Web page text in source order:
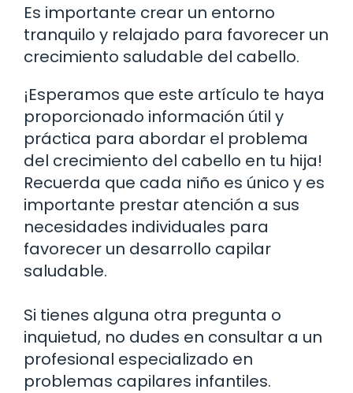
Es importante crear un entorno
tranquilo y relajado para favorecer un
crecimiento saludable del cabello.
¡Esperamos que este artículo te haya
proporcionado información útil y
práctica para abordar el problema
del crecimiento del cabello en tu hija!
Recuerda que cada niño es único y es
importante prestar atención a sus
necesidades individuales para
favorecer un desarrollo capilar
saludable.
Si tienes alguna otra pregunta o
inquietud, no dudes en consultar a un
profesional especializado en
problemas capilares infantiles.